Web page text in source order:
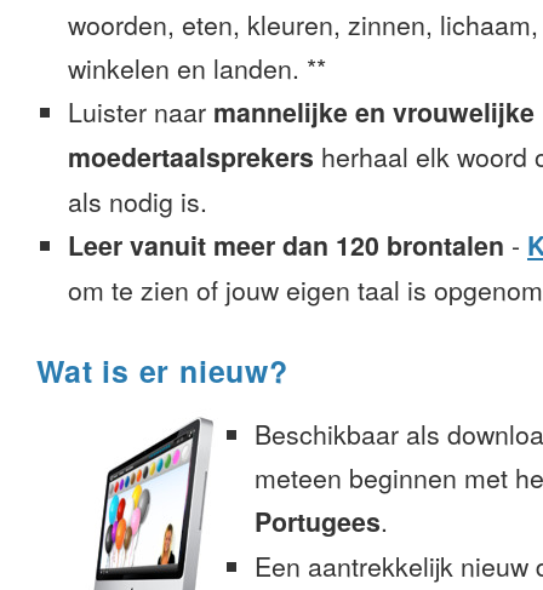
woorden, eten, kleuren, zinnen,
winkelen en landen. **
Luister naar mannelijke en vrouwelijke
moedertaalsprekers herhaal elk woord
als nodig is.
Leer vanuit meer dan 120 brontalen -
om te zien of jouw eigen taal is
Wat is er nieuw?
Beschikbaar als
meteen beginnen met
Portugees.
Een aantrekkelijk nieuw